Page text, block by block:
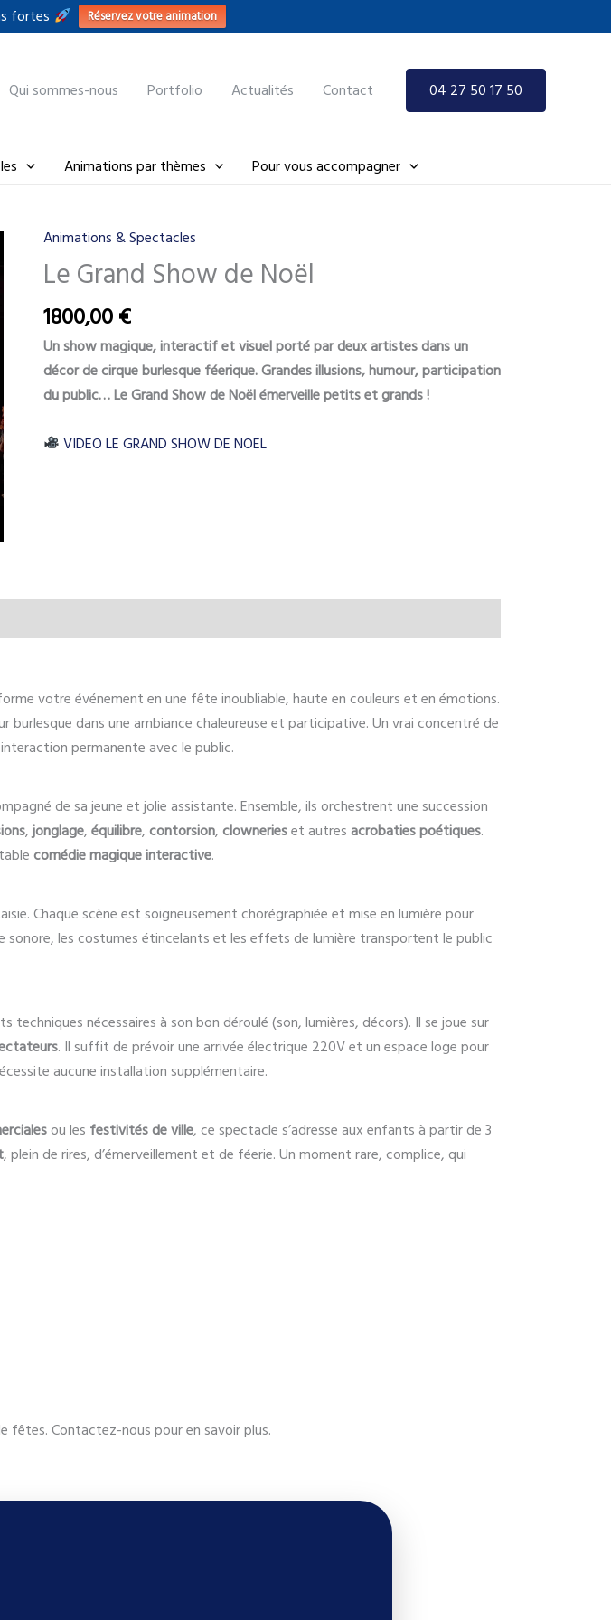
fortes Réservez votre animation
Qui sommes-nous
Portfolio Actualités Contact 04 27 50 17 50
Animations par thèmes Pour vous accompagner
Animations & Spectacles
Le Grand Show de Noël
1800,00 €
Un show magique, interactif et visuel porté par deux artistes dans un
décor de cirque burlesque féerique. Grandes illusions, humour, participation
du public… Le Grand Show de Noël émerveille petits et grands !
VIDEO LE GRAND SHOW DE NOEL
votre événement en une fête inoubliable, haute en couleurs et en émotions.
burlesque dans une ambiance chaleureuse et participative. Un vrai concentré de
permanente avec le public.
de sa jeune et jolie assistante. Ensemble, ils orchestrent une succession
, jonglage, équilibre, contorsion, clownerieset autres acrobaties poétiques.
comédie magique interactive.
Chaque scène est soigneusement chorégraphiée et mise en lumière pour
sonore, les costumes étincelants et les effets de lumière transportent le public
techniques nécessaires à son bon déroulé (son, lumières, décors). Il se joue sur
. Il suffit de prévoir une arrivée électrique 220V et un espace loge pour
aucune installation supplémentaire.
ou les festivités de ville, ce spectacle s’adresse aux enfants à partir de 3
, plein de rires, d’émerveillement et de féerie. Un moment rare, complice, qui
fêtes. Contactez-nous pour en savoir plus.